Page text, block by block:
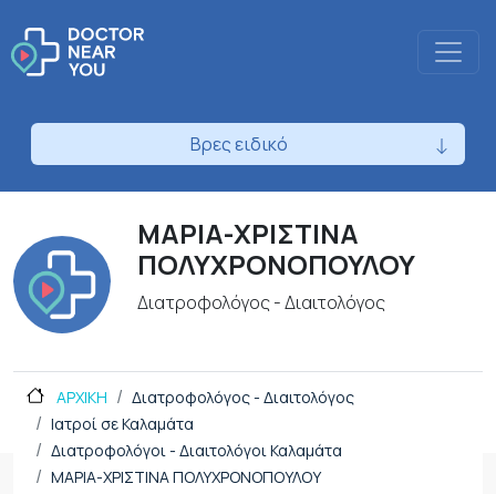
Βρες ειδικό
ΜΑΡΙΑ-ΧΡΙΣΤΙΝΑ
ΠΟΛΥΧΡΟΝΟΠΟΥΛΟΥ
Διατροφολόγος - Διαιτολόγος
ΑΡΧΙΚΗ
Διατροφολόγος - Διαιτολόγος
Ιατροί σε Καλαμάτα
Διατροφολόγοι - Διαιτολόγοι Καλαμάτα
ΜΑΡΙΑ-ΧΡΙΣΤΙΝΑ ΠΟΛΥΧΡΟΝΟΠΟΥΛΟΥ